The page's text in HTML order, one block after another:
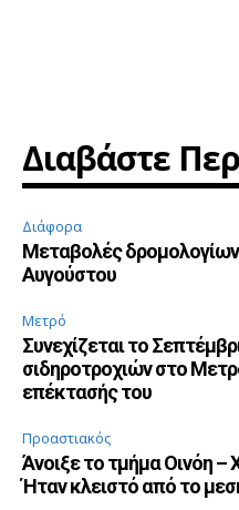
Διαβάστε
Διάφορα
Μεταβολές
Αυγούστου
Μετρό
Συνεχίζεται το
σιδηροτροχιών στο
επέκτασής του
Προαστιακός
Άνοιξε το τμήμα Οινόη –
Ήταν κλειστό από το